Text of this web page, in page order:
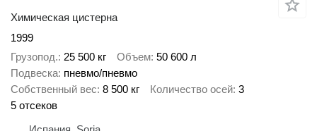
Химическая цистерна
1999
Грузопод. 25 500 кг Объем 50 600 л
Подвеска пневмо/пневмо
Собственный вес 8 500 кг Количество осей 3
5 отсеков